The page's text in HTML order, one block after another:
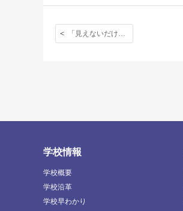
「見えないだけ」（中２国語 オンライン授業レポート）その２
学校情報
学校概要
学校沿革
学校早わかり